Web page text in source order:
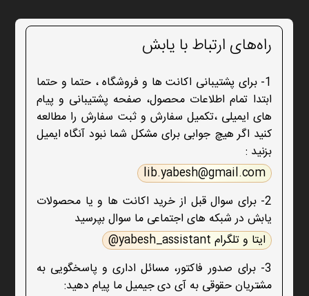
راه‌های ارتباط با یابش
1- برای پشتیبانی اکانت ها و فروشگاه ، حتما و حتما
ابتدا تمام اطلاعات محصول، صفحه پشتیبانی و پیام
های ایمیلی ،تکمیل سفارش و ثبت سفارش را مطالعه
کنید اگر هیچ جوابی برای مشکل شما نبود آنگاه ایمیل
بزنید :
lib.yabesh@gmail.com
2- برای سوال قبل از خرید اکانت ها و یا محصولات
یابش در شبکه های اجتماعی ما سوال بپرسید
ایتا و تلگرام yabesh_assistant@
3- برای صدور فاکتور، مسائل اداری و پاسخگویی به
مشتریان حقوقی به آی دی جیمیل ما پیام دهید: